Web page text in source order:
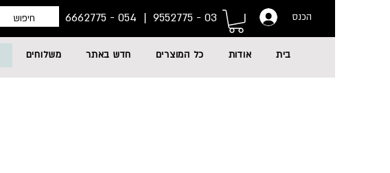
הכנס 03 - 9552775 |
בית אודות כל המוצרים חדש באתר משלוחים